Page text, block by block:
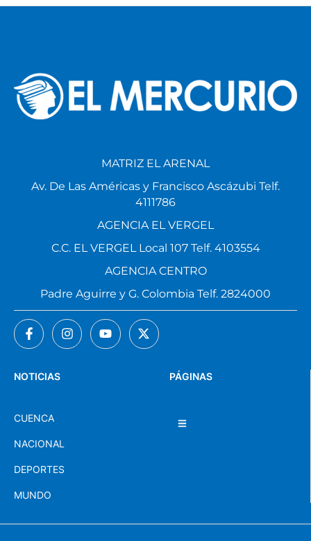
PÁGINAS
NOTICIAS
CUENCA
NACIONAL
DEPORTES
MUNDO
MATRIZ EL ARENAL
Av. De Las Américas y Francisco Ascázubi Telf.
4111786
AGENCIA EL VERGEL
C.C. EL VERGEL Local 107 Telf. 4103554
AGENCIA CENTRO
Padre Aguirre y G. Colombia Telf. 2824000